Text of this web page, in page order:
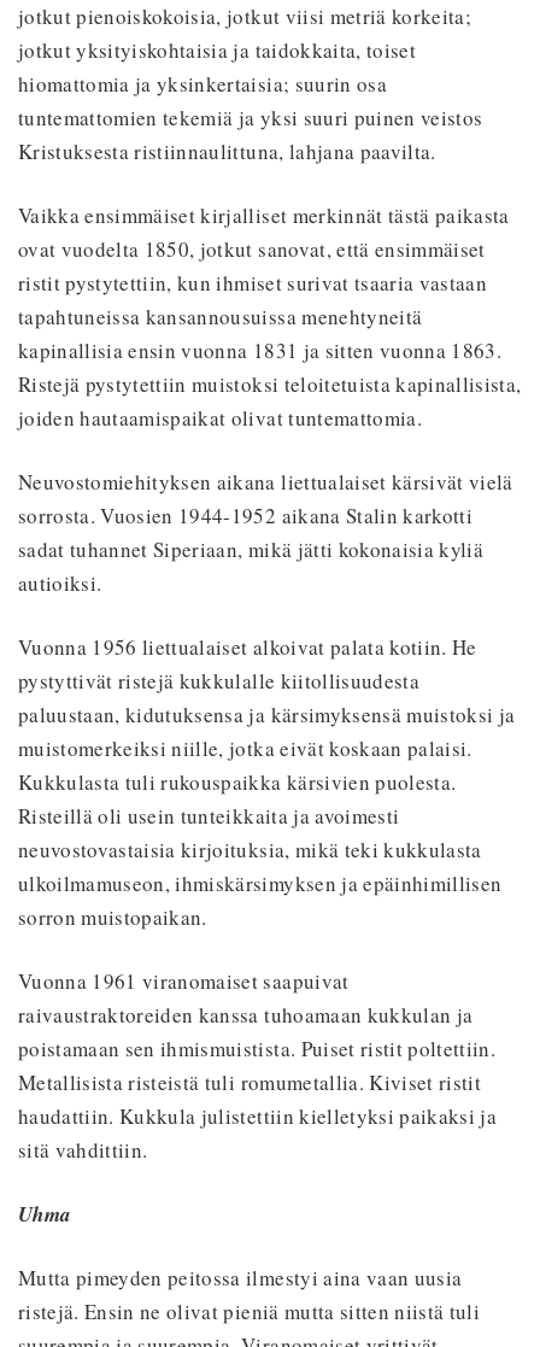
jotkut pienoiskokoisia, jotkut viisi metriä korkeita;
jotkut yksityiskohtaisia ja taidokkaita, toiset
hiomattomia ja yksinkertaisia; suurin osa
tuntemattomien tekemiä ja yksi suuri puinen veistos
Kristuksesta ristiinnaulittuna, lahjana paavilta.
Vaikka ensimmäiset kirjalliset merkinnät tästä paikasta
ovat vuodelta 1850, jotkut sanovat, että ensimmäiset
ristit pystytettiin, kun ihmiset surivat tsaaria vastaan
tapahtuneissa kansannousuissa menehtyneitä
kapinallisia ensin vuonna 1831 ja sitten vuonna 1863.
Ristejä pystytettiin muistoksi teloitetuista kapinallisista,
joiden hautaamispaikat olivat tuntemattomia.
Neuvostomiehityksen aikana liettualaiset kärsivät vielä
sorrosta. Vuosien 1944-1952 aikana Stalin karkotti
sadat tuhannet Siperiaan, mikä jätti kokonaisia kyliä
autioiksi.
Vuonna 1956 liettualaiset alkoivat palata kotiin. He
pystyttivät ristejä kukkulalle kiitollisuudesta
paluustaan, kidutuksensa ja kärsimyksensä muistoksi ja
muistomerkeiksi niille, jotka eivät koskaan palaisi.
Kukkulasta tuli rukouspaikka kärsivien puolesta.
Risteillä oli usein tunteikkaita ja avoimesti
neuvostovastaisia kirjoituksia, mikä teki kukkulasta
ulkoilmamuseon, ihmiskärsimyksen ja epäinhimillisen
sorron muistopaikan.
Vuonna 1961 viranomaiset saapuivat
raivaustraktoreiden kanssa tuhoamaan kukkulan ja
poistamaan sen ihmismuistista. Puiset ristit poltettiin.
Metallisista risteistä tuli romumetallia. Kiviset ristit
haudattiin. Kukkula julistettiin kielletyksi paikaksi ja
sitä vahdittiin.
Uhma
Mutta pimeyden peitossa ilmestyi aina vaan uusia
ristejä. Ensin ne olivat pieniä mutta sitten niistä tuli